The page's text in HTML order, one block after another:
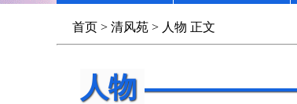
首页 > 清风苑 > 人物 正文
人物